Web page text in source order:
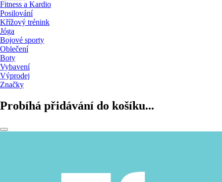
Fitness a Kardio
Posilování
Křížový trénink
Jóga
Bojové sporty
Oblečení
Boty
Vybavení
Výprodej
Značky
Probíhá přidávání do košíku...